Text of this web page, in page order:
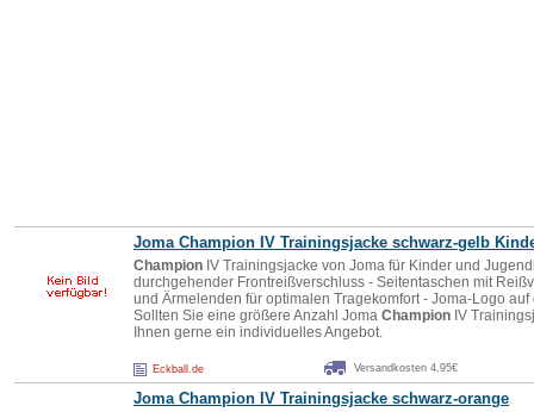
Joma Champion IV Trainingsjacke schwarz-gelb
Champion IV Trainingsjacke von Joma für Kinder und
durchgehender Frontreißverschluss - Seitentaschen mit
und Ärmelenden für optimalen Tragekomfort - Joma-Logo
Sollten Sie eine größere Anzahl Joma Champion IV
Ihnen gerne ein individuelles Angebot.
Eckball.de Versandkosten 4,95€
Joma Champion IV Trainingsjacke schwarz-orange